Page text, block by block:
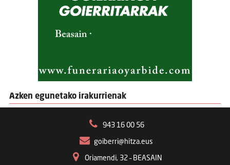
Azken egunetako irakurrienak
943 16 00 56
goiberri@hitza.eus
Oriamendi, 32 – BEASAIN